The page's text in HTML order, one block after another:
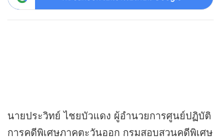
นายประวิทย์ ไชยบัวแดง ผู้อำนวยการศูนย์ปฏิบัติ
การคดีพิเศษภาคตะวันออก กรมสอบสวนคดีพิเศษ